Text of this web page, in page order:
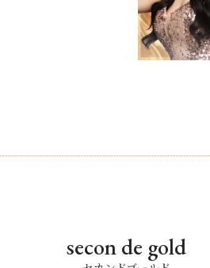
secon de gold